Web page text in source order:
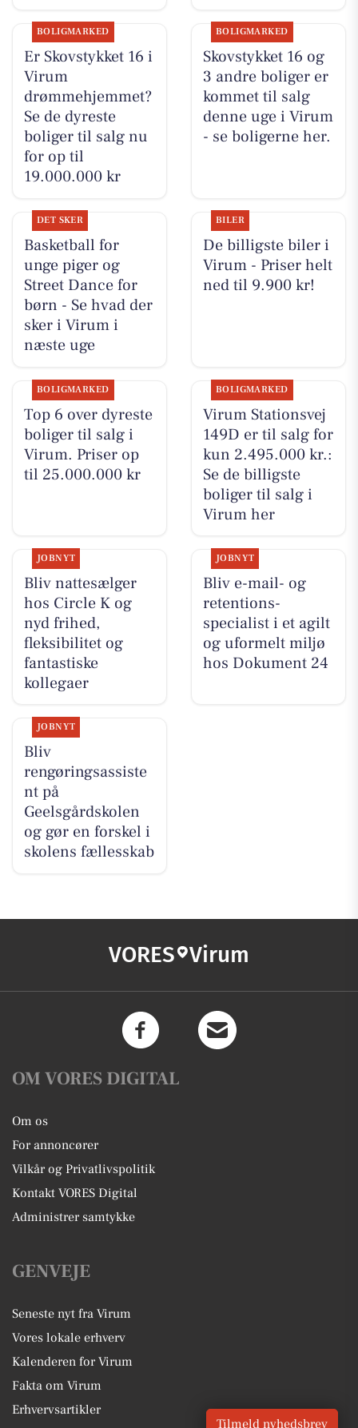
BOLIGMARKED
Er Skovstykket 16 i
Virum
drømmehjemmet?
Se de dyreste
boliger til salg nu
for op til
19.000.000 kr
BOLIGMARKED
Skovstykket 16 og
3 andre boliger er
kommet til salg
denne uge i Virum
- se boligerne her.
DET SKER
Basketball for
unge piger og
Street Dance for
børn - Se hvad der
sker i Virum i
næste uge
BILER
De billigste biler i
Virum - Priser helt
ned til 9.900 kr!
BOLIGMARKED
Top 6 over dyreste
boliger til salg i
Virum. Priser op
til 25.000.000 kr
BOLIGMARKED
Virum Stationsvej
149D er til salg for
kun 2.495.000 kr.:
Se de billigste
boliger til salg i
Virum her
JOBNYT
Bliv nattesælger
hos Circle K og
nyd frihed,
fleksibilitet og
fantastiske
kollegaer
JOBNYT
Bliv e-mail- og
retentions-
specialist i et agilt
og uformelt miljø
hos Dokument 24
JOBNYT
Bliv
rengøringsassiste
nt på
Geelsgårdskolen
og gør en forskel i
skolens fællesskab
VORES Virum
OM VORES DIGITAL
Om os
For annoncører
Vilkår og Privatlivspolitik
Kontakt VORES Digital
Administrer samtykke
GENVEJE
Seneste nyt fra Virum
Vores lokale erhverv
Kalenderen for Virum
Fakta om Virum
Erhvervsartikler
Tilmeld nyhedsbrev